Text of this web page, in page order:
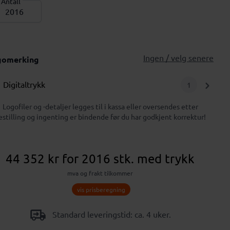
Ingen / velg senere
Digitaltrykk 1
Logofiler og -detaljer legges til i kassa eller oversendes etter
og ingenting er bindende før du har godkjent korrektur!
44 352 kr for 2016 stk. med trykk
mva og frakt tilkommer
vis prisberegning
Standard leveringstid: ca. 4 uker.